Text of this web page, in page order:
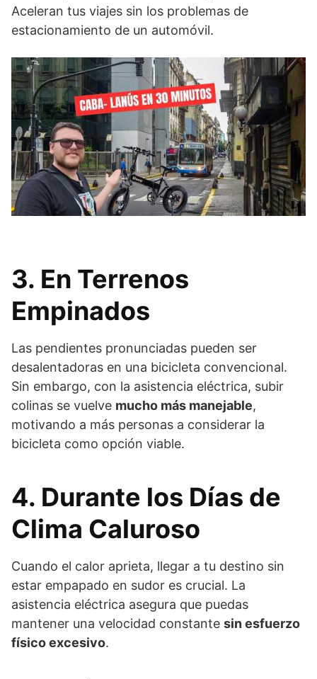
Aceleran tus viajes sin los problemas de
estacionamiento de un automóvil.
3. En Terrenos
Empinados
Las pendientes pronunciadas pueden ser
desalentadoras en una bicicleta convencional.
Sin embargo, con la asistencia eléctrica, subir
colinas se vuelve mucho más manejable,
motivando a más personas a considerar la
bicicleta como opción viable.
4. Durante los Días de
Clima Caluroso
Cuando el calor aprieta, llegar a tu destino sin
estar empapado en sudor es crucial. La
asistencia eléctrica asegura que puedas
mantener una velocidad constante sin esfuerzo
físico excesivo.